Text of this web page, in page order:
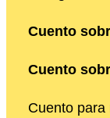
Cuento
Cuento
Cuento